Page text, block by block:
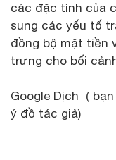
các đặc tính của
sung các yếu tố
đồng bộ mặt tiền
trưng cho bối
Google Dịch (
ý đồ tác giả)